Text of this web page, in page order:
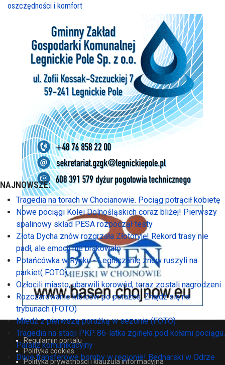
oszczędności i komfort
Regulamin portalu
Polityka cookies
Polityka prywatności i klauzula informacyjna
NAJNOWSZE:
Tragedia na torach w Chocianowie. Pociąg potrącił kobietę
Nowe pociągi Kolei Dolnośląskich coraz bliżej! Pierwszy
spalinowy skład PESA rozpoczął testy
Złota Dycha znów rozgrzała Złotoryję! Rekord trasy nie
padł, ale emocji nie brakowało
Potańcówka w Rynku - Legniczanie znów ruszyli na
parkiet( FOTO)
Ozłocili miasto, ubarwili korowód, teraz zostali nagrodzeni
Rozczarowanie kibiców po porażce. Znajdź się na
trybunach (FOTO)
Miedź z pierwszą porażką w sezonie (FOTO)
Tragedia na stacji PKP. 86-latka zginęła pod kołami pociągu.
Paraliż komunikacyjny
Dwie transferowe bomby w regionie! Bednarski w Odrze